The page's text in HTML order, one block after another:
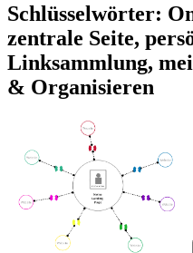
Schlüsselwörter:
zentrale Seite,
Linksammlung,
& Organisieren